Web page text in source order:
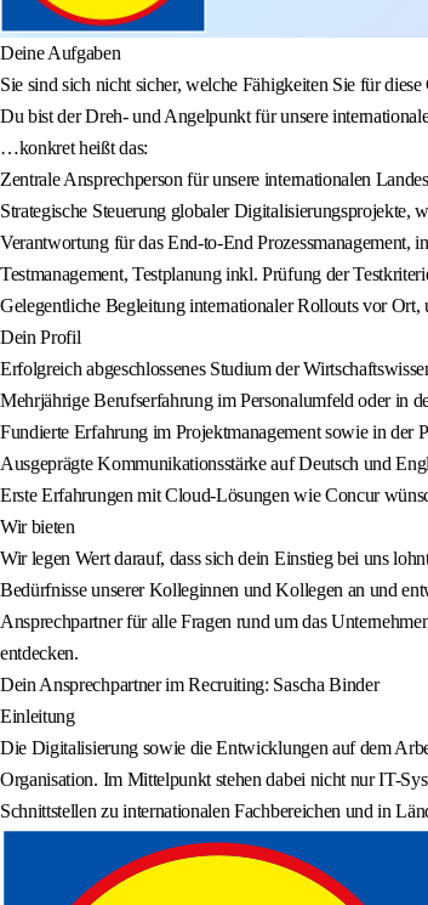
Deine Aufgaben
Sie sind sich nicht sicher, welche Fähigkeiten Sie für
Du bist der Dreh- und Angelpunkt für unsere
…konkret heißt das:
Zentrale Ansprechperson für unsere internationalen
Strategische Steuerung globaler
Verantwortung für das End-to-End
Testmanagement, Testplanung inkl. Prüfung der
Gelegentliche Begleitung internationaler Rollouts vor
Dein Profil
Erfolgreich abgeschlossenes Studium der
Mehrjährige Berufserfahrung im Personalumfeld oder in
Fundierte Erfahrung im Projektmanagement sowie in der
Ausgeprägte Kommunikationsstärke auf Deutsch und
Erste Erfahrungen mit Cloud-Lösungen wie Concur
Wir bieten
Wir legen Wert darauf, dass sich dein Einstieg bei uns
Bedürfnisse unserer Kolleginnen und Kollegen an und
Ansprechpartner für alle Fragen rund um das
entdecken.
Dein Ansprechpartner im Recruiting: Sascha Binder
Einleitung
Die Digitalisierung sowie die Entwicklungen auf dem
Organisation. Im Mittelpunkt stehen dabei nicht nur IT-
Schnittstellen zu internationalen Fachbereichen und in